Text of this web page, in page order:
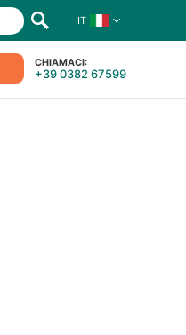
IT
CHIAMACI:
+39 0382 67599